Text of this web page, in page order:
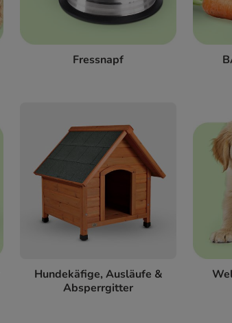
Fressnapf
Hundekäfige, Ausläufe &
Absperrgitter